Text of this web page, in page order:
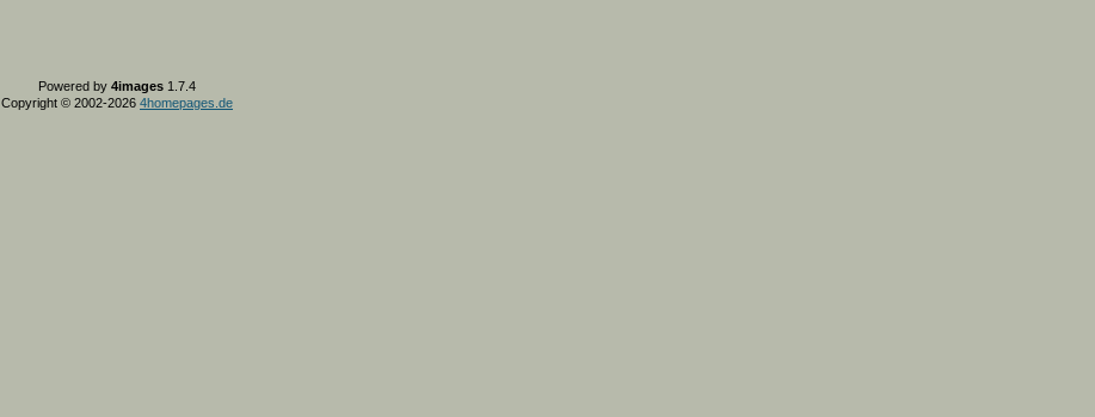
Powered by 4images 1.7.4
Copyright © 2002-2026 4homepages.de